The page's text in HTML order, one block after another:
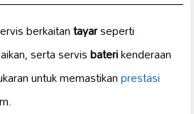
berkaitantayarseperti
serta servisbaterikenderaan
untuk memastikanprestasi